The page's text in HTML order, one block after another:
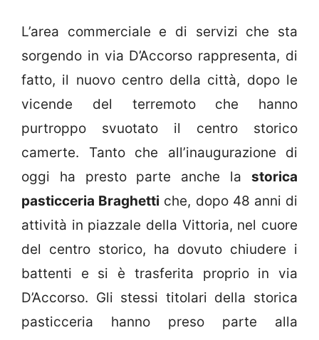
L’area commerciale e di servizi che sta
sorgendo in via D’Accorso rappresenta, di
fatto, il nuovo centro della città, dopo le
vicende del terremoto che hanno
purtroppo svuotato il centro storico
camerte. Tanto che all’inaugurazione di
oggi ha presto parte anche la storica
pasticceria Braghetti che, dopo 48 anni di
attività in piazzale della Vittoria, nel cuore
del centro storico, ha dovuto chiudere i
battenti e si è trasferita proprio in via
D’Accorso. Gli stessi titolari della storica
pasticceria hanno preso parte alla